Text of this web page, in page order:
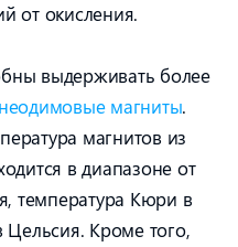
от окисления.
выдерживать более
неодимовые магниты.
магнитов из
в диапазоне от
температура Кюри в
Цельсия. Кроме того,